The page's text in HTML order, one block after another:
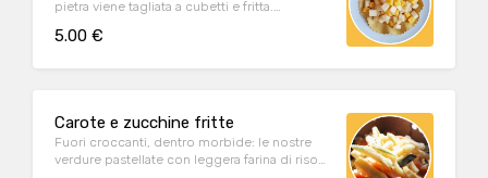
pietra viene tagliata a cubetti e fritta.
un contorno alternativo!
5.00 €
Carote e zucchine fritte
Fuori croccanti, dentro morbide: le nostre
verdure pastellate con leggera farina di riso